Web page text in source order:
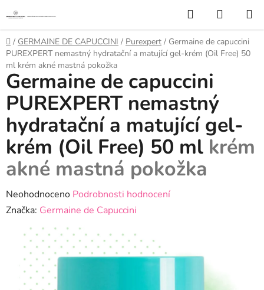
na
obsah
Hledat
KOŠÍK
Domů
/ GERMAINE DE CAPUCCINI / Purexpert / Germaine de capuccini
PUREXPERT nemastný hydratační a matující gel-krém (Oil Free) 50
ml krém akné mastná pokožka
Germaine de capuccini
PUREXPERT nemastný
hydratační a matující gel-
krém (Oil Free) 50 ml krém
akné mastná pokožka
Průměrné
hodnocení
produktu
Neohodnoceno Podrobnosti hodnocení
Značka: Germaine de Capuccini